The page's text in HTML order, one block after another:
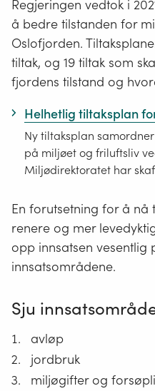
Regjeringen vedtok i
å bedre tilstanden for
Oslofjorden.
tiltak, og 19 tiltak som
fjordens tilstand og
Helhetlig tiltaksplan
Ny tiltaksplan
på miljøet og friluftsliv
Miljødirektoratet har
En forutsetning for å nå
renere og mer
opp innsatsen vesentlig
innsatsområdene.
Sju
avløp
jordbruk
miljøgifter og